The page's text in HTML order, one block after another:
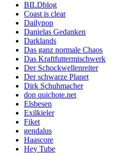
BILDblog
Coast is clear
Dailypop
Danielas Gedanken
Darklands
Das ganz normale Chaos
Das Kraftfuttermischwerk
Der Schockwellenreiter
Der schwarze Planet
Dirk Schuhmacher
don quichote.net
Elsbesen
Exilkieler
Fiket
gendalus
Haascore
Hey Tube